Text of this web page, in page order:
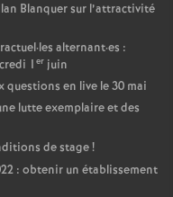
Blanquer sur l’attractivité
·les alternant·es :
1 er juin
en live le 30 mai
lutte exemplaire et des
de stage!
: obtenir un établissement